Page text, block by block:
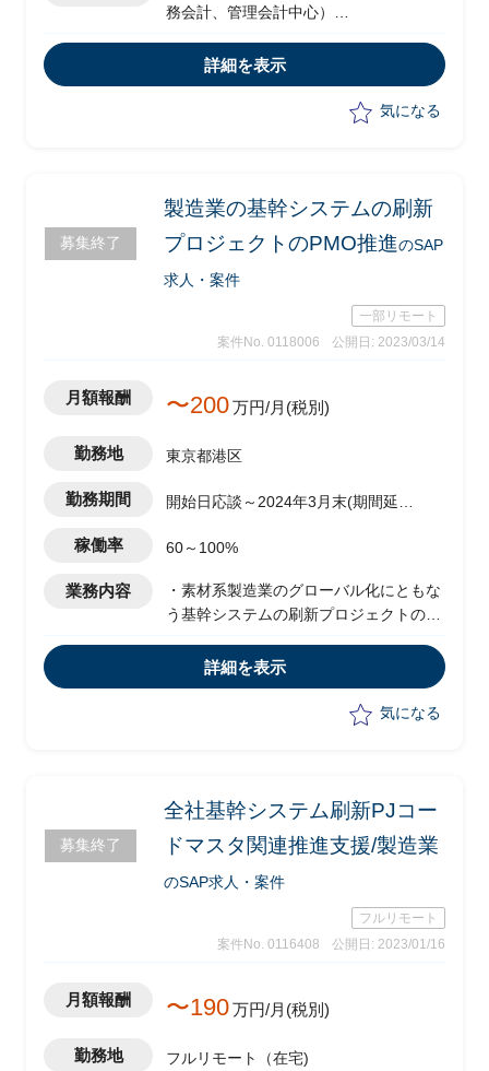
務会計、管理会計中心）
論点)の視点をもってクライアントのITの
主に会計の方々と基幹系システムの方向
性へアドバイスができる方を募集
詳細を表示
気になる
募集終了
製造業の基幹システムの刷新
プロジェクトのPMO推進のSAP
求人・案件
一部リモート
案件No. 0118006
公開日: 2023/03/14
月額報酬 〜200万円/月(税別)
勤務地 東京都港区
勤務期間
開始日応談～2024年3月末(期間延長
稼働率 60～100%
業務内容
・素材系製造業のグローバル化にともな
う基幹システムの刷新プロジェクトの
・AsIs、ToBe、RFP策定、構想策定、拠
点共通化、ITプランニング、要件定義等
の各フェーズにおける実行支援(複数プ
詳細を表示
気になる
募集終了
全社基幹システム刷新PJコー
ドマスタ関連推進支援/製造業
のSAP求人・案件
フルリモート
案件No. 0116408
公開日: 2023/01/16
月額報酬 〜190万円/月(税別)
勤務地 フルリモート（在宅)